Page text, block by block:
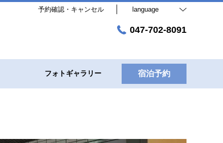
予約確認・キャンセル language
047-702-8091
フォトギャラリー 宿泊予約